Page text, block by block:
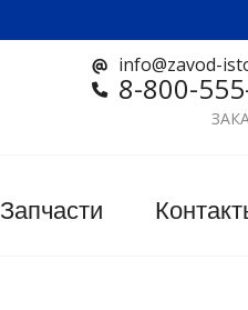
info@zavod-
8-800-
Запчасти